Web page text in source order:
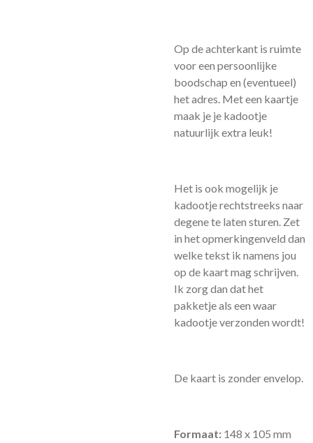
Op de achterkant is ruimte
voor een persoonlijke
boodschap en (eventueel)
het adres. Met een kaartje
maak je je kadootje
natuurlijk extra leuk!
Het is ook mogelijk je
kadootje rechtstreeks naar
degene te laten sturen. Zet
in het opmerkingenveld dan
welke tekst ik namens jou
op de kaart mag schrijven.
Ik zorg dan dat het
pakketje als een waar
kadootje verzonden wordt!
De kaart is zonder envelop.
Formaat: 148 x 105 mm